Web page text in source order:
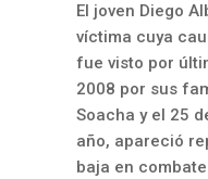
El joven Diego
víctima cuya
fue visto por
2008 por sus
Soacha y el 25
año, apareció
baja en